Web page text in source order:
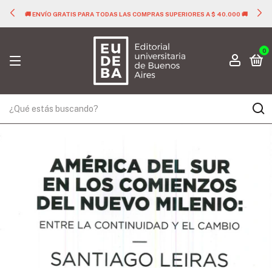
🚚 ENVÍO GRATIS PARA TODAS LAS COMPRAS SUPERIORES A $ 40.000 🚚
0